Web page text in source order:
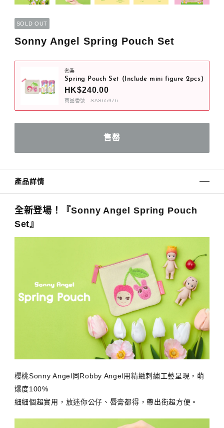
SOLD OUT
Sonny Angel Spring Pouch Set
套裝
Spring Pouch Set (Include mini figure 2pcs)
HK$240.00
商品番號 : SAS65976
產品詳情
全新登場！『Sonny Angel Spring Pouch
Set』
櫻桃Sonny Angel同Robby Angel用精緻刺繡工藝呈現，萌
爆度100%
細細個超實用，放迷你公仔、唇膏都得，帶出街超方便。